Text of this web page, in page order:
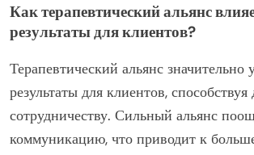
Как терапевтический альянс
результаты для клиентов?
Терапевтический альянс значительно
результаты для клиентов,
сотрудничеству. Сильный альянс
коммуникацию, что приводит к